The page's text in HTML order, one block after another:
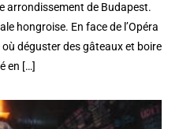
arrondissement de Budapest.
hongroise. En face de l’Opéra
déguster des gâteaux et boire
en […]